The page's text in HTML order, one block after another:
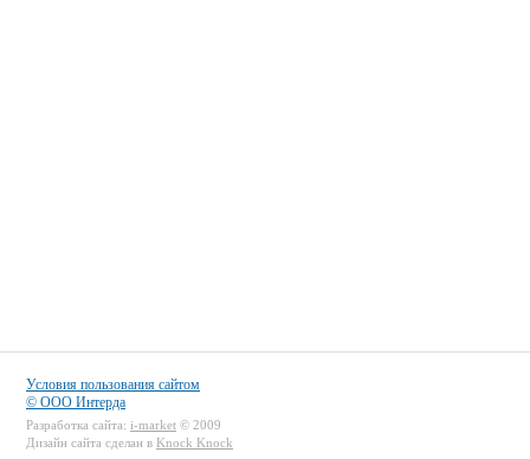
Условия пользования сайтом
© ООО Интерда
Разработка сайта: i-market © 2009
Дизайн сайта сделан в Knock Knock